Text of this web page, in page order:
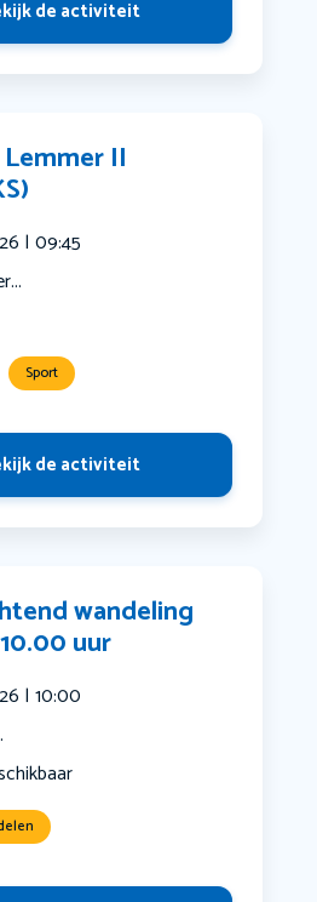
de activiteit
II
| 09:45
Sport
de activiteit
wandeling
uur
| 10:00